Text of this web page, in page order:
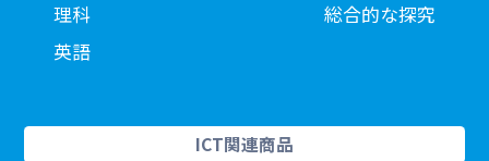
理科
英語
総合的な探究
ICT関連商品